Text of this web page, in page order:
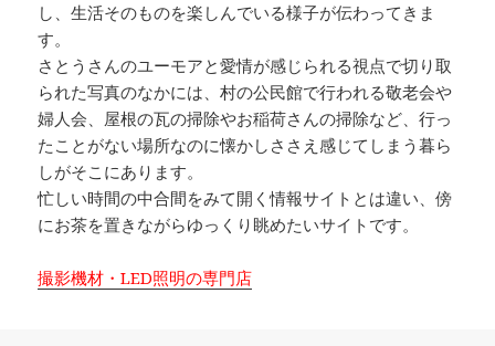
し、生活そのものを楽しんでいる様子が伝わってきま
す。
さとうさんのユーモアと愛情が感じられる視点で切り取
られた写真のなかには、村の公民館で行われる敬老会や
婦人会、屋根の瓦の掃除やお稲荷さんの掃除など、行っ
たことがない場所なのに懐かしささえ感じてしまう暮ら
しがそこにあります。
忙しい時間の中合間をみて開く情報サイトとは違い、傍
にお茶を置きながらゆっくり眺めたいサイトです。
撮影機材・LED照明の専門店